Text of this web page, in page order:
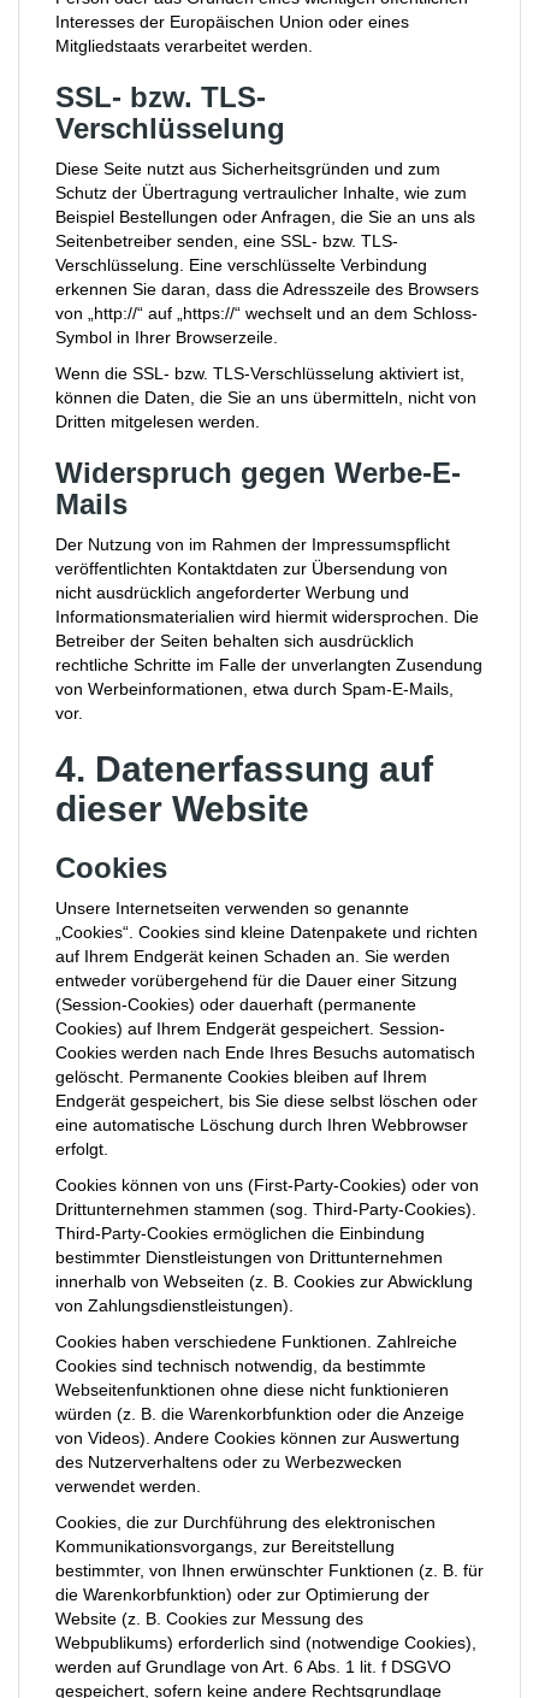
Interesses der Europäischen Union oder eines
Mitgliedstaats verarbeitet werden.
SSL- bzw. TLS-
Verschlüsselung
Diese Seite nutzt aus Sicherheitsgründen und zum
Schutz der Übertragung vertraulicher Inhalte, wie zum
Beispiel Bestellungen oder Anfragen, die Sie an uns als
Seitenbetreiber senden, eine SSL- bzw. TLS-
Verschlüsselung. Eine verschlüsselte Verbindung
erkennen Sie daran, dass die Adresszeile des Browsers
von „http://“ auf „https://“ wechselt und an dem Schloss-
Symbol in Ihrer Browserzeile.
Wenn die SSL- bzw. TLS-Verschlüsselung aktiviert ist,
können die Daten, die Sie an uns übermitteln, nicht von
Dritten mitgelesen werden.
Widerspruch gegen Werbe-E-
Mails
Der Nutzung von im Rahmen der Impressumspflicht
veröffentlichten Kontaktdaten zur Übersendung von
nicht ausdrücklich angeforderter Werbung und
Informationsmaterialien wird hiermit widersprochen. Die
Betreiber der Seiten behalten sich ausdrücklich
rechtliche Schritte im Falle der unverlangten Zusendung
von Werbeinformationen, etwa durch Spam-E-Mails,
vor.
4. Datenerfassung auf
dieser Website
Cookies
Unsere Internetseiten verwenden so genannte
„Cookies“. Cookies sind kleine Datenpakete und richten
auf Ihrem Endgerät keinen Schaden an. Sie werden
entweder vorübergehend für die Dauer einer Sitzung
(Session-Cookies) oder dauerhaft (permanente
Cookies) auf Ihrem Endgerät gespeichert. Session-
Cookies werden nach Ende Ihres Besuchs automatisch
gelöscht. Permanente Cookies bleiben auf Ihrem
Endgerät gespeichert, bis Sie diese selbst löschen oder
eine automatische Löschung durch Ihren Webbrowser
erfolgt.
Cookies können von uns (First-Party-Cookies) oder von
Drittunternehmen stammen (sog. Third-Party-Cookies).
Third-Party-Cookies ermöglichen die Einbindung
bestimmter Dienstleistungen von Drittunternehmen
innerhalb von Webseiten (z. B. Cookies zur Abwicklung
von Zahlungsdienstleistungen).
Cookies haben verschiedene Funktionen. Zahlreiche
Cookies sind technisch notwendig, da bestimmte
Webseitenfunktionen ohne diese nicht funktionieren
würden (z. B. die Warenkorbfunktion oder die Anzeige
von Videos). Andere Cookies können zur Auswertung
des Nutzerverhaltens oder zu Werbezwecken
verwendet werden.
Cookies, die zur Durchführung des elektronischen
Kommunikationsvorgangs, zur Bereitstellung
bestimmter, von Ihnen erwünschter Funktionen (z. B. für
die Warenkorbfunktion) oder zur Optimierung der
Website (z. B. Cookies zur Messung des
Webpublikums) erforderlich sind (notwendige Cookies),
werden auf Grundlage von Art. 6 Abs. 1 lit. f DSGVO
gespeichert, sofern keine andere Rechtsgrundlage